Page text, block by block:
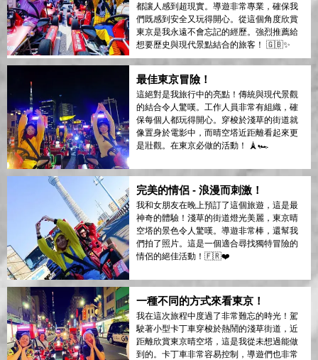
都讓人感到超現實。導遊非常專業，確保我
們既感到安全又玩得開心。從這個角度欣賞
東京是我永遠不會忘記的經歷。強烈推薦給
想要歷史與現代景點結合的旅客！ 🇬🇧✨
最佳東京冒險！
這絕對是我旅行中的亮點！傳統與現代景觀
的結合令人驚嘆。工作人員非常有組織，確
保每個人都玩得開心。穿梭於淺草的街道就
像置身於電影中，而晴空塔近距離看起來更
是壯觀。在東京必做的活動！ 🗼🏎️
完美的情侶 - 浪漫而刺激！
我和女朋友在晚上預訂了這個旅遊，這是最
神奇的體驗！淺草的街道燈光美麗，東京晴
空塔的景色令人驚嘆。導遊非常棒，還幫我
們拍了照片。這是一個適合尋找獨特冒險的
情侶的絕佳活動！🇫🇷❤️
一種不同的方式來看東京！
我在這次旅程中度過了非常難忘的時光！駕
駛著小型卡丁車穿梭於熱鬧的淺草街道，近
距離欣賞東京晴空塔，這是我從未想過能做
到的。卡丁車非常容易控制，導遊們也非常